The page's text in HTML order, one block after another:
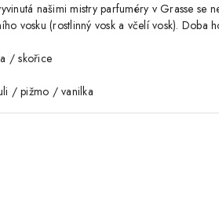
našimi mistry parfuméry v Grasse
vosku (rostlinný vosk a včelí vosk).
/ skořice
/ pižmo / vanilka